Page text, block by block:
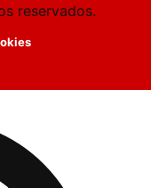
reservados.